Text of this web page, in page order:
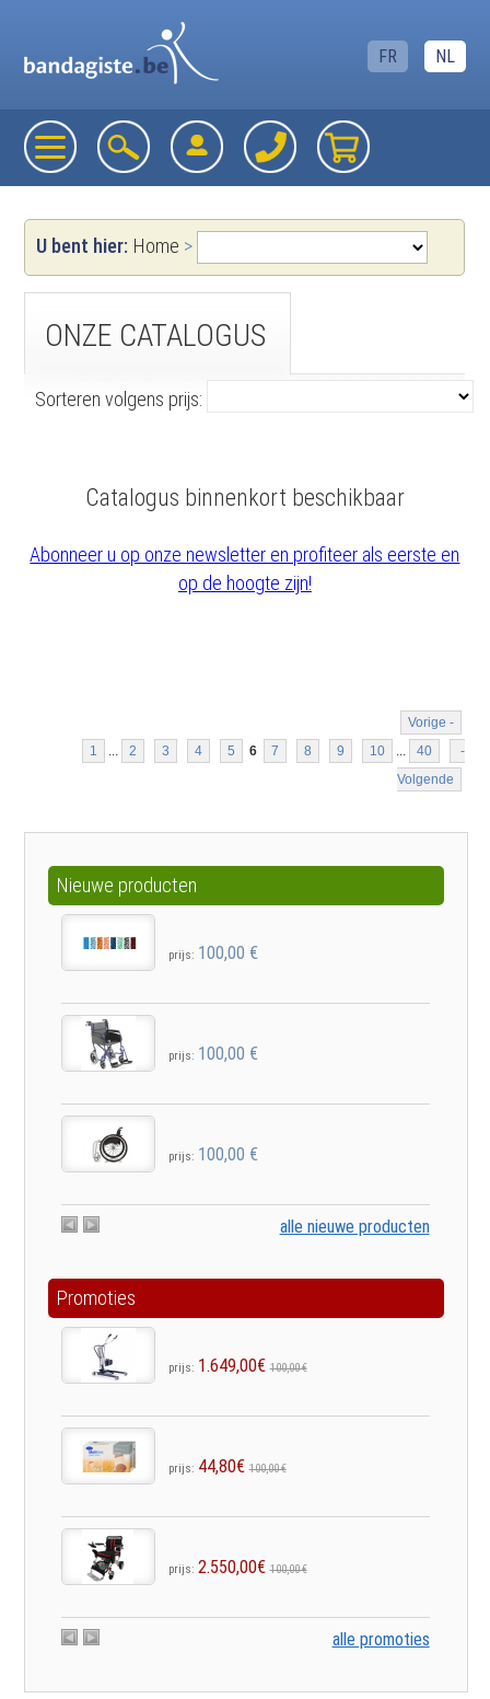
FR NL
U bent hier: Home >
Sorteren volgens prijs:
ONZE CATALOGUS
Catalogus binnenkort beschikbaar
Abonneer u op onze newsletter en profiteer als eerste en
op de hoogte zijn!
Vorige -
1
... 2 3 4 5 6 7 8 9 10 ... 40
-
Volgende
Nieuwe producten
prijs: 100,00 €
prijs: 100,00 €
prijs: 100,00 €
alle nieuwe producten
Promoties
prijs: 1.649,00€ 100,00 €
prijs: 44,80€ 100,00 €
prijs: 2.550,00€ 100,00 €
alle promoties